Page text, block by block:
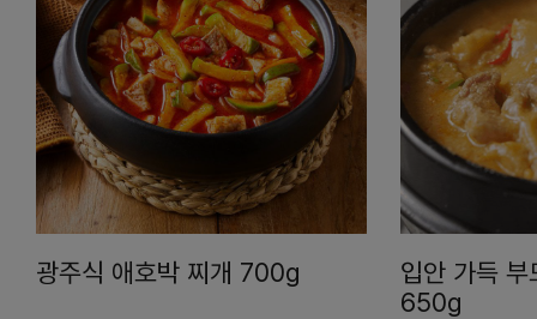
광주식 애호박 찌개 700g
입안 가득 부
650g